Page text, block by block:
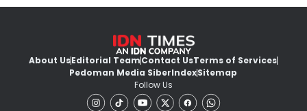
About UsEditorial TeamContact UsTerms of Services
Pedoman Media SiberIndexSitemap
Follow Us